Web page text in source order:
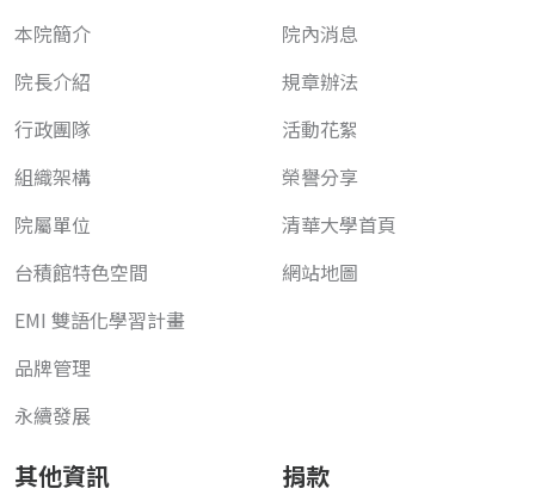
本院簡介
院長介紹
行政團隊
組織架構
院屬單位
台積館特色空間
EMI 雙語化學習計畫
品牌管理
永續發展
院內消息
規章辦法
活動花絮
榮譽分享
清華大學首頁
網站地圖
其他資訊 捐款